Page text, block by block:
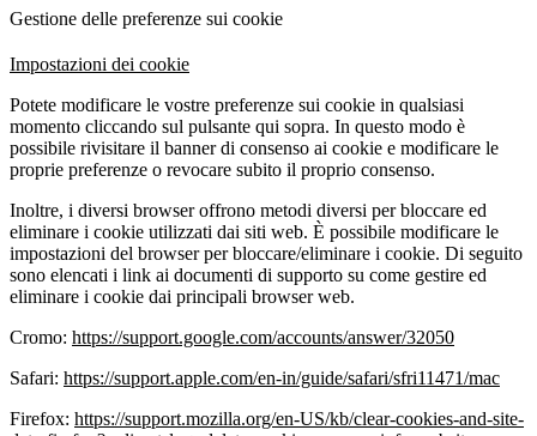
Gestione delle preferenze sui cookie
Impostazioni dei cookie
Potete modificare le vostre preferenze sui cookie in qualsiasi
momento cliccando sul pulsante qui sopra. In questo modo è
possibile rivisitare il banner di consenso ai cookie e modificare le
proprie preferenze o revocare subito il proprio consenso.
Inoltre, i diversi browser offrono metodi diversi per bloccare ed
eliminare i cookie utilizzati dai siti web. È possibile modificare le
impostazioni del browser per bloccare/eliminare i cookie. Di seguito
sono elencati i link ai documenti di supporto su come gestire ed
eliminare i cookie dai principali browser web.
Cromo: https://support.google.com/accounts/answer/32050
Safari: https://support.apple.com/en-in/guide/safari/sfri11471/mac
Firefox: https://support.mozilla.org/en-US/kb/clear-cookies-and-site-